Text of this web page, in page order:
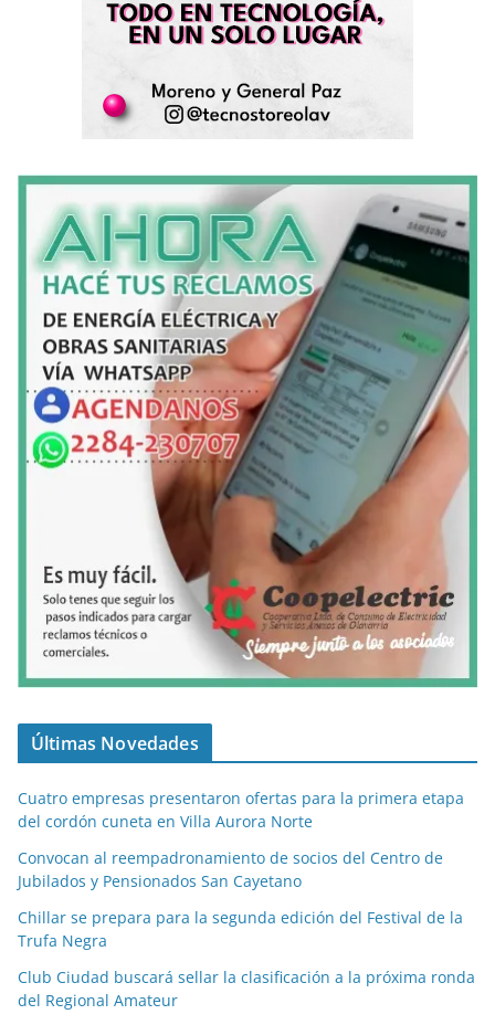
Últimas Novedades
Cuatro empresas presentaron ofertas para la primera etapa
del cordón cuneta en Villa Aurora Norte
Convocan al reempadronamiento de socios del Centro de
Jubilados y Pensionados San Cayetano
Chillar se prepara para la segunda edición del Festival de la
Trufa Negra
Club Ciudad buscará sellar la clasificación a la próxima ronda
del Regional Amateur